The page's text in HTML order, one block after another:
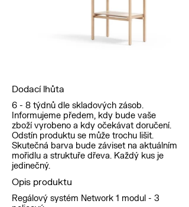
Dodací lhůta
6 - 8 týdnů dle skladových zásob.
Informujeme předem, kdy bude vaše
zboží vyrobeno a kdy očekávat doručení.
Odstín produktu se může trochu lišit.
Skutečná barva bude záviset na aktuálním
mořidlu a struktuře dřeva. Každý kus je
jedinečný.
Opis produktu
Regálový systém Network 1 modul - 3